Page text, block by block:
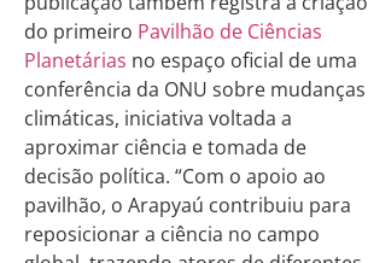
do primeiro Pavilhão de Ciências
Planetárias no espaço oficial de uma
conferência da ONU sobre mudanças
climáticas, iniciativa voltada a
aproximar ciência e tomada de
decisão política. “Com o apoio ao
pavilhão, o Arapyaú contribuiu para
reposicionar a ciência no campo